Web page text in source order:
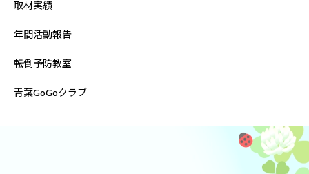
取材実績
年間活動報告
転倒予防教室
青葉GoGoクラブ